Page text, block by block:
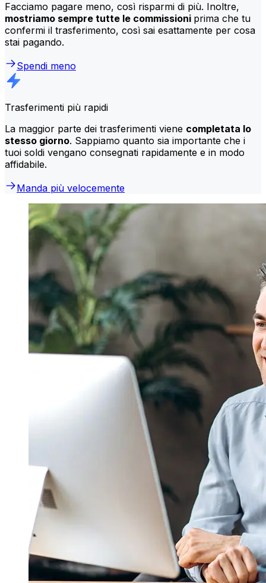
Facciamo pagare meno, così risparmi di più. Inoltre,
mostriamo sempre tutte le commissioni prima che tu
confermi il trasferimento, così sai esattamente per cosa
stai pagando.
Spendi meno
Trasferimenti più rapidi
La maggior parte dei trasferimenti viene completata lo
stesso giorno. Sappiamo quanto sia importante che i
tuoi soldi vengano consegnati rapidamente e in modo
affidabile.
Manda più velocemente